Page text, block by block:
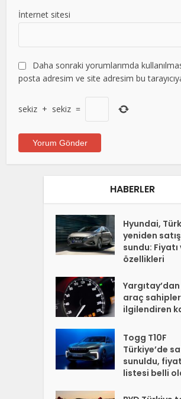
İnternet sitesi
Daha sonraki yorumlarımda
posta adresim ve site adresim bu
sekiz + sekiz =
HABERLER
Hyundai,
yeniden
sundu: Fiyatı
özellikleri
Yargıtay’dan
araç
ilgilendiren
Togg T10F
Türkiye’de
sunuldu, fiyat
listesi belli